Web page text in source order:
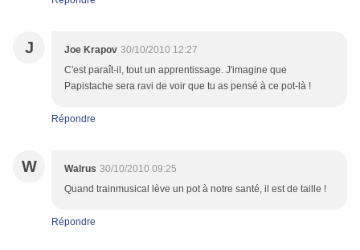
J Joe Krapov 30/10/2010 12:27
C'est paraît-il, tout un apprentissage. J'imagine que
Papistache sera ravi de voir que tu as pensé à ce pot-là !
Répondre
W Walrus 30/10/2010 09:25
Quand trainmusical lève un pot à notre santé, il est de taille !
Répondre